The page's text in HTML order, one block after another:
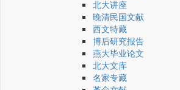
北大讲座
晚清民国文献
西文特藏
博后研究报告
燕大毕业论文
北大文库
名家专藏